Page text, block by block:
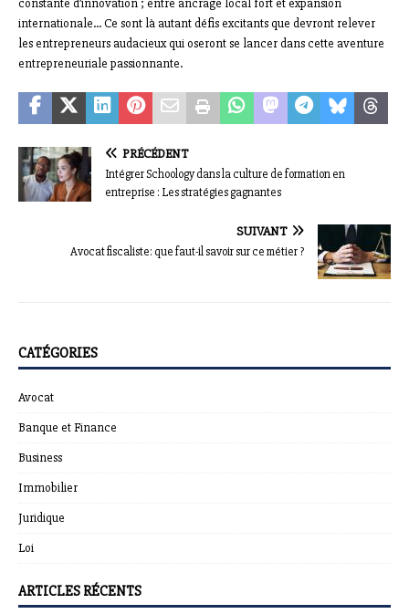
internationale… Ce sont là autant défis excitants que devront relever
les entrepreneurs audacieux qui oseront se lancer dans cette aventure
entrepreneuriale passionnante.
PRÉCÉDENT
Intégrer Schoology dans la culture de formation en
entreprise : Les stratégies gagnantes
SUIVANT
Avocat fiscaliste: que faut-il savoir sur ce métier ?
CATÉGORIES
Avocat
Banque et Finance
Business
Immobilier
Juridique
Loi
ARTICLES RÉCENTS